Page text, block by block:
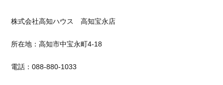
株式会社高知ハウス 高知宝永店
所在地：高知市中宝永町4-18
電話：088-880-1033